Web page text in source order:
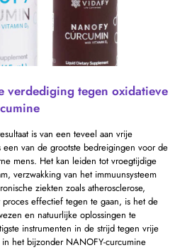
verdediging tegen oxidatieve
is van een teveel aan vrije
een van de grootste bedreigingen voor de
mens. Het kan leiden tot vroegtijdige
verzwakking van het immuunsysteem
ziekten zoals atherosclerose,
effectief tegen te gaan, is het de
en natuurlijke oplossingen te
instrumenten in de strijd tegen vrije
het bijzonder NANOFY-curcumine